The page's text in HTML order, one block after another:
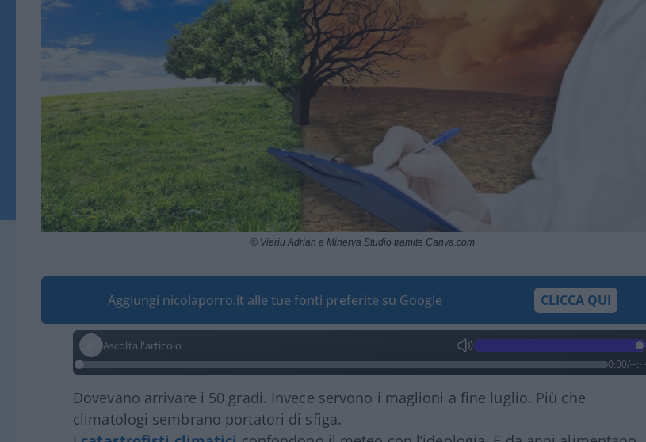
© Vieriu Adrian e Minerva Studio tramite Canva.com
Aggiungi nicolaporro.it alle tue fonti preferite su Google CLICCA QUI
Ascolta l'articolo
0:00/--:--
Dovevano arrivare i 50 gradi. Invece servono i maglioni a fine luglio. Più che
climatologi sembrano portatori di sfiga.